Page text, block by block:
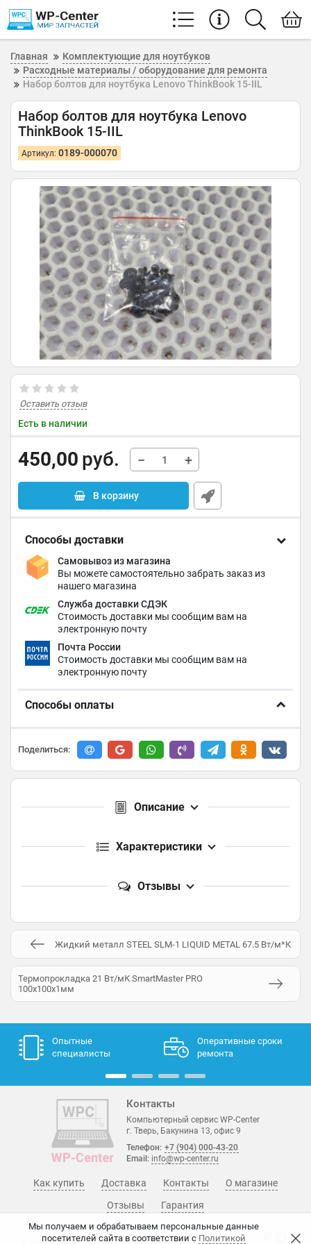
Главная
Комплектующие для ноутбуков
Расходные материалы / оборудование для ремонта
Набор болтов для ноутбука Lenovo ThinkBook 15-IIL
Набор болтов для ноутбука Lenovo
ThinkBook 15-IIL
Артикул: 0189-000070
Оставить отзыв
Есть в наличии
450,00 руб. − +
В корзину
Способы доставки
Самовывоз из магазина
Вы можете самостоятельно забрать заказ из
нашего магазина
Служба доставки СДЭК
Стоимость доставки мы сообщим вам на
электронную почту
Почта России
Стоимость доставки мы сообщим вам на
электронную почту
Способы оплаты
Поделиться:
Описание
Характеристики
Отзывы
Жидкий металл STEEL SLM-1 LIQUID METAL 67.5 Вт/м*К
Термопрокладка 21 Вт/мК SmartMaster PRO
100x100x1мм
Мы получаем и обрабатываем персональные данные
посетителей сайта в соответствии с Политикой
Опытные
специалисты
Оперативные сроки
ремонта
Контакты
Компьютерный сервис WP-Center
г. Тверь, Бакунина 13, офис 9
Телефон: +7 (904) 000-43-20
Email: info@wp-center.ru
О магазине
Гарантия
Отзывы
Как купить Доставка Контакты